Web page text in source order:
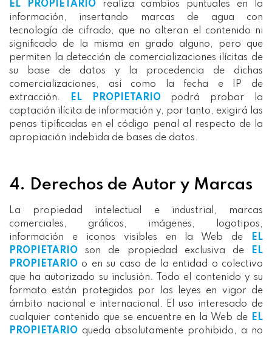
EL PROPIETARIO realiza cambios puntuales en la
información, insertando marcas de agua con
tecnología de cifrado, que no alteran el contenido ni
significado de la misma en grado alguno, pero que
permiten la detección de comercializaciones ilícitas de
su base de datos y la procedencia de dichas
comercializaciones, así como la fecha e IP de
extracción.
EL PROPIETARIOpodrá probar la
captación ilícita de información y, por tanto, exigirá las
penas tipificadas en el código penal al respecto de la
apropiación indebida de bases de datos.
4. Derechos de Autor y Marcas
La propiedad intelectual e industrial, marcas
comerciales, gráficos, imágenes, logotipos,
información e iconos visibles en la Web de
EL
PROPIETARIO son de propiedad exclusiva de
EL
PROPIETARIO o en su caso de la entidad o colectivo
que ha autorizado su inclusión. Todo el contenido y su
formato están protegidos por las leyes en vigor de
ámbito nacional e internacional. El uso interesado de
cualquier contenido que se encuentre en la Web de EL
PROPIETARIO queda absolutamente prohibido, a no